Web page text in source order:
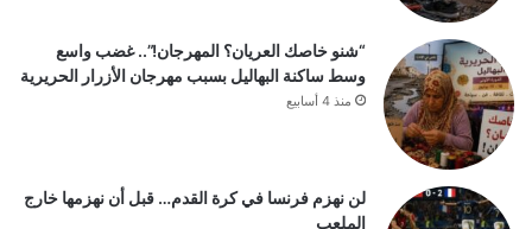
“شنو خاصك العريان؟ المهرجان!”.. غضب واسع
وسط ساكنة البهاليل بسبب مهرجان الأزرار الحريرية
منذ 4 أسابيع
لن نهزم فرنسا في كرة القدم… قبل أن نهزمها خارج
الملعب